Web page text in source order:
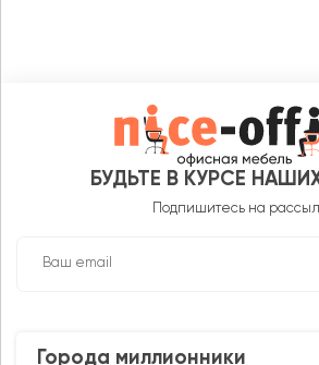
БУДЬТЕ В КУРСЕ
Подпишитесь на
Города миллионники